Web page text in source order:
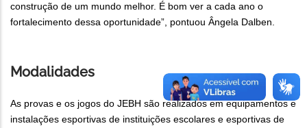
construção de um mundo melhor. É bom ver a cada ano o
fortalecimento dessa oportunidade”, pontuou Ângela Dalben.
Modalidades
As provas e os jogos do JEBH são realizados em equipamentos e
instalações esportivas de instituições escolares e esportivas de